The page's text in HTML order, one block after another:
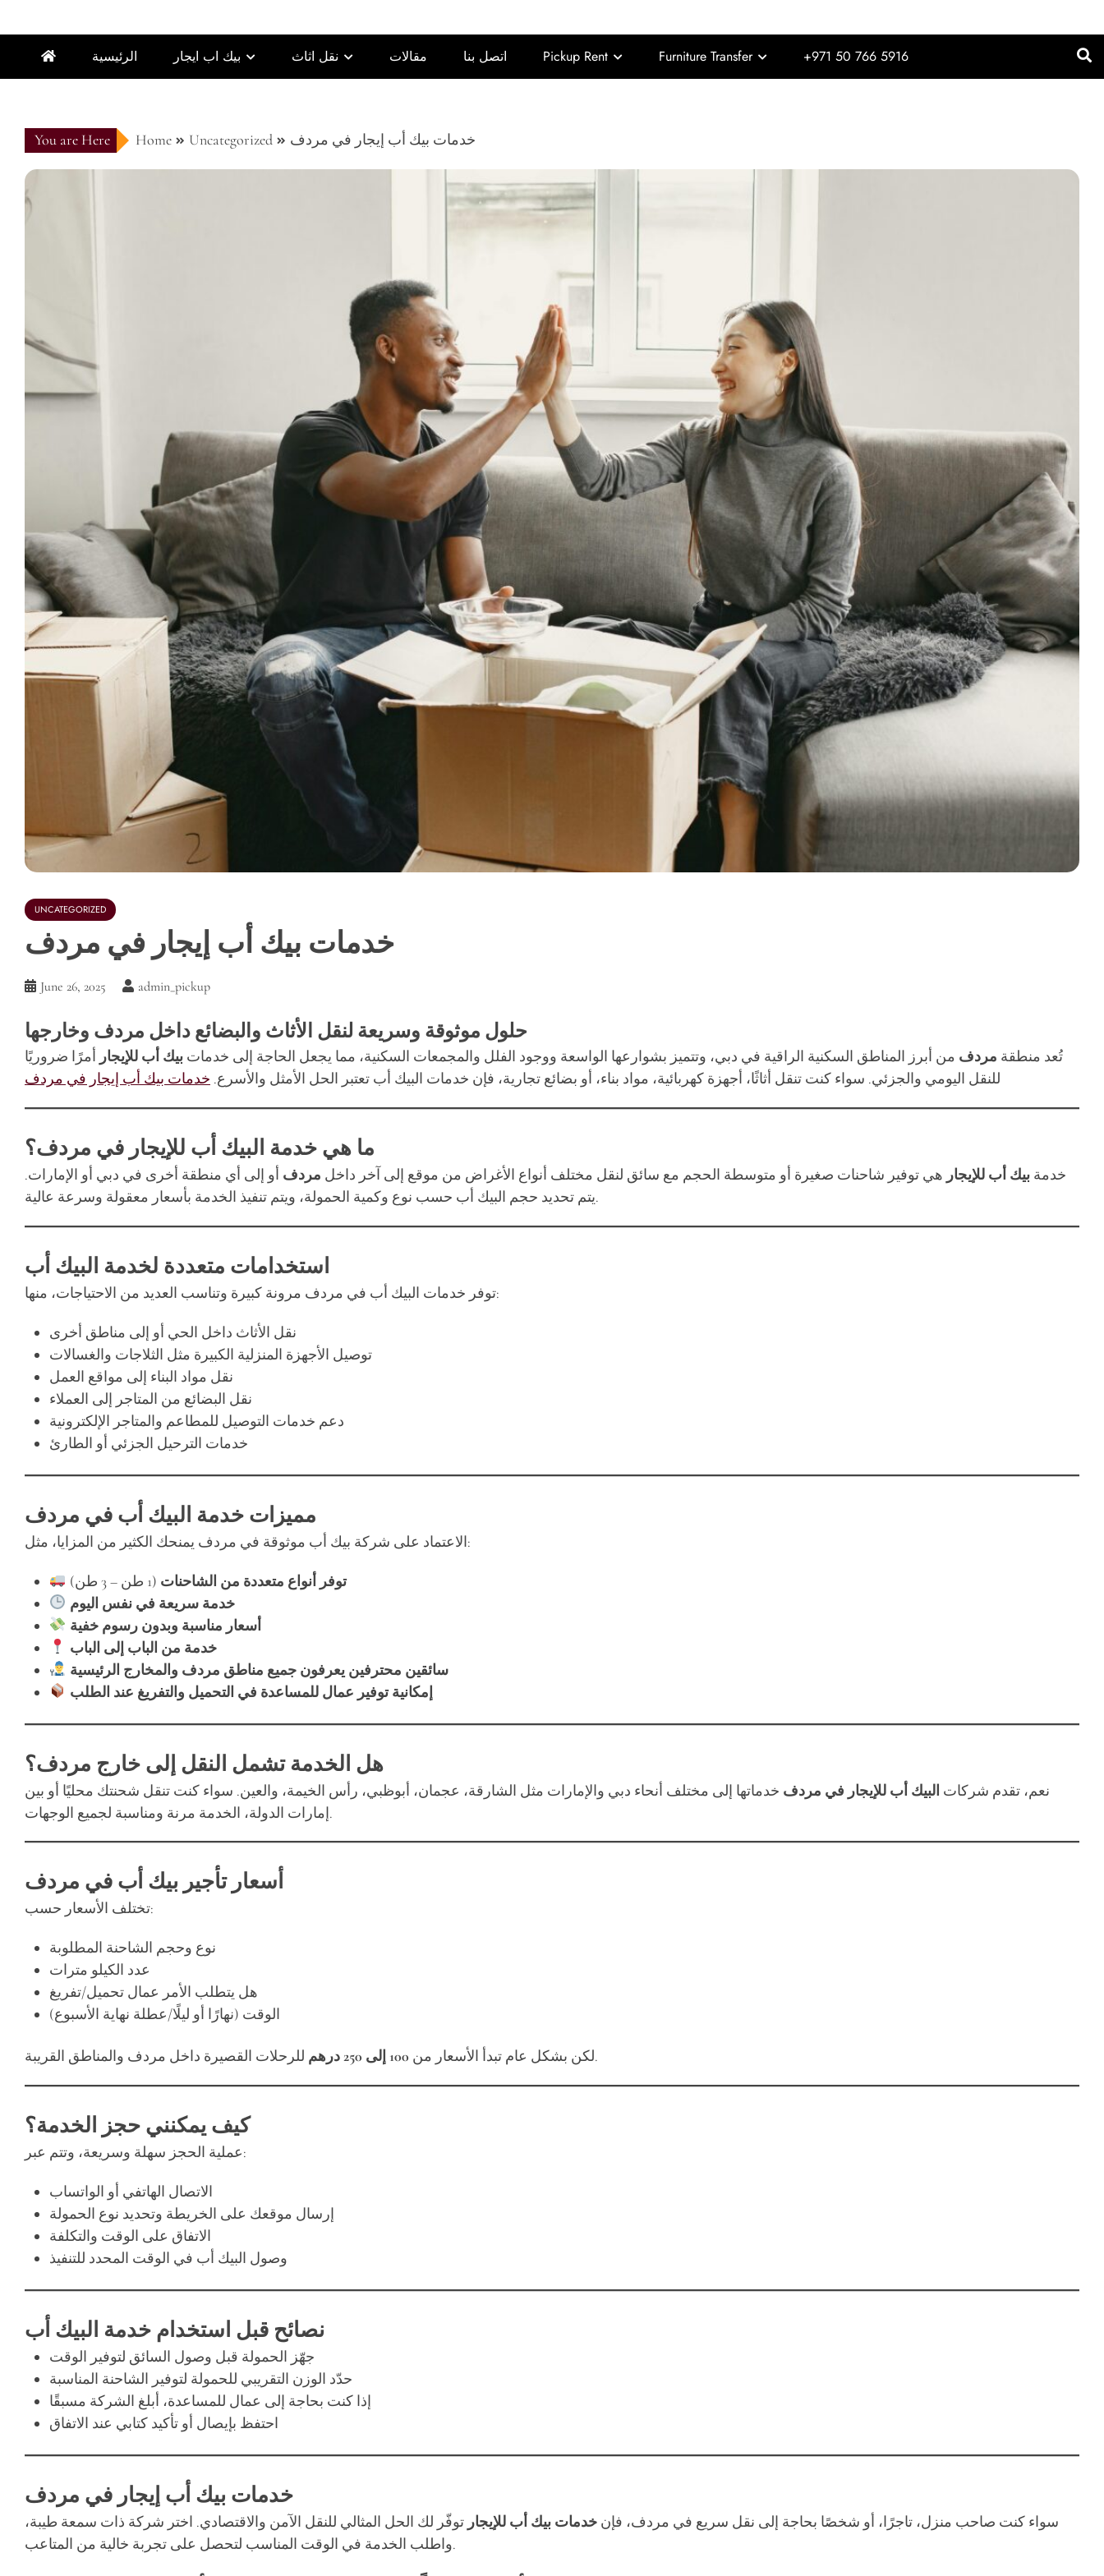
الرئيسية بيك اب ايجار نقل اثاث مقالات اتصل بنا Pickup Rent Furniture Transfer +971 50 766 5916
You are Here Home Uncategorized خدمات بيك أب إيجار في مردف
UNCATEGORIZED
خدمات بيك أب إيجار في مردف
June 26, 2025 admin_pickup
حلول موثوقة وسريعة لنقل الأثاث والبضائع داخل مردف وخارجها
تُعد منطقة مردف من أبرز المناطق السكنية الراقية في دبي، وتتميز بشوارعها الواسعة ووجود الفلل والمجمعات السكنية، مما يجعل الحاجة إلى خدمات بيك أب للإيجار أمرًا ضروريًا
للنقل اليومي والجزئي. سواء كنت تنقل أثاثًا، أجهزة كهربائية، مواد بناء، أو بضائع تجارية، فإن خدمات البيك أب تعتبر الحل الأمثل والأسرع. خدمات بيك أب إيجار في مردف
ما هي خدمة البيك أب للإيجار في مردف؟
خدمة بيك أب للإيجار هي توفير شاحنات صغيرة أو متوسطة الحجم مع سائق لنقل مختلف أنواع الأغراض من موقع إلى آخر داخل مردف أو إلى أي منطقة أخرى في دبي أو الإمارات.
يتم تحديد حجم البيك أب حسب نوع وكمية الحمولة، ويتم تنفيذ الخدمة بأسعار معقولة وسرعة عالية.
استخدامات متعددة لخدمة البيك أب
توفر خدمات البيك أب في مردف مرونة كبيرة وتناسب العديد من الاحتياجات، منها:
نقل الأثاث داخل الحي أو إلى مناطق أخرى
توصيل الأجهزة المنزلية الكبيرة مثل الثلاجات والغسالات
نقل مواد البناء إلى مواقع العمل
نقل البضائع من المتاجر إلى العملاء
دعم خدمات التوصيل للمطاعم والمتاجر الإلكترونية
خدمات الترحيل الجزئي أو الطارئ
مميزات خدمة البيك أب في مردف
الاعتماد على شركة بيك أب موثوقة في مردف يمنحك الكثير من المزايا، مثل:
توفر أنواع متعددة من الشاحنات (1 طن – 3 طن)
خدمة سريعة في نفس اليوم
أسعار مناسبة وبدون رسوم خفية
خدمة من الباب إلى الباب
سائقين محترفين يعرفون جميع مناطق مردف والمخارج الرئيسية
إمكانية توفير عمال للمساعدة في التحميل والتفريغ عند الطلب
هل الخدمة تشمل النقل إلى خارج مردف؟
نعم، تقدم شركات البيك أب للإيجار في مردف خدماتها إلى مختلف أنحاء دبي والإمارات مثل الشارقة، عجمان، أبوظبي، رأس الخيمة، والعين. سواء كنت تنقل شحنتك محليًا أو بين
إمارات الدولة، الخدمة مرنة ومناسبة لجميع الوجهات.
أسعار تأجير بيك أب في مردف
تختلف الأسعار حسب:
نوع وحجم الشاحنة المطلوبة
عدد الكيلو مترات
هل يتطلب الأمر عمال تحميل/تفريغ
الوقت (نهارًا أو ليلًا/عطلة نهاية الأسبوع)
لكن بشكل عام تبدأ الأسعار من 100 إلى 250 درهم للرحلات القصيرة داخل مردف والمناطق القريبة.
كيف يمكنني حجز الخدمة؟
عملية الحجز سهلة وسريعة، وتتم عبر:
الاتصال الهاتفي أو الواتساب
إرسال موقعك على الخريطة وتحديد نوع الحمولة
الاتفاق على الوقت والتكلفة
وصول البيك أب في الوقت المحدد للتنفيذ
نصائح قبل استخدام خدمة البيك أب
جهّز الحمولة قبل وصول السائق لتوفير الوقت
حدّد الوزن التقريبي للحمولة لتوفير الشاحنة المناسبة
إذا كنت بحاجة إلى عمال للمساعدة، أبلغ الشركة مسبقًا
احتفظ بإيصال أو تأكيد كتابي عند الاتفاق
خدمات بيك أب إيجار في مردف
سواء كنت صاحب منزل، تاجرًا، أو شخصًا بحاجة إلى نقل سريع في مردف، فإن خدمات بيك أب للإيجار توفّر لك الحل المثالي للنقل الآمن والاقتصادي. اختر شركة ذات سمعة طيبة،
واطلب الخدمة في الوقت المناسب لتحصل على تجربة خالية من المتاعب.